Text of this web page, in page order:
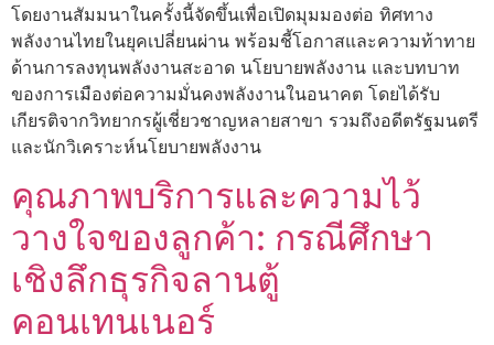
โดยงานสัมมนาในครั้งนี้จัดขึ้นเพื่อเปิดมุมมองต่อ ทิศทาง
พลังงานไทยในยุคเปลี่ยนผ่าน พร้อมชี้โอกาสและความท้าทาย
ด้านการลงทุนพลังงานสะอาด นโยบายพลังงาน และบทบาท
ของการเมืองต่อความมั่นคงพลังงานในอนาคต โดยได้รับ
เกียรติจากวิทยากรผู้เชี่ยวชาญหลายสาขา รวมถึงอดีตรัฐมนตรี
และนักวิเคราะห์นโยบายพลังงาน
คุณภาพบริการและความไว้
วางใจของลูกค้า: กรณีศึกษา
เชิงลึกธุรกิจลานตู้
คอนเทนเนอร์